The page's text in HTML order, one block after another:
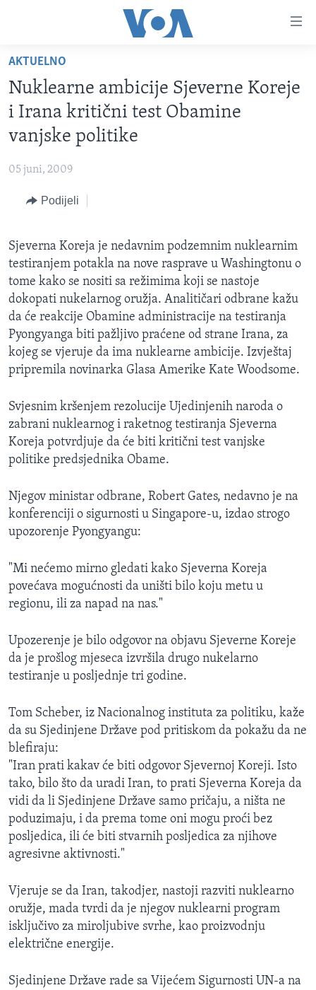
glavni
sadržaj
Pređi
na
glavnu
Idi
pretragu
TV PROGRAM
FOTOGRAFIJE DANA
VIJESTI
SJEDINJENE AMERIČKE DRŽAVE
BOSNA I HERCEGOVINA
NAUKA I TEHNOLOGIJA
SPECIJALNI PROJEKTI
SLOBODA MEDIJA
ŽENSKA STRANA
IZBJEGLIČKA STRANA
MAGAZIN
O GLASU AMERIKE
PRATITE NAS
Jezici
AKTUELNO
Nuklearne ambicije Sjeverne Koreje
i Irana kritični test Obamine
vanjske politike
05 juni, 2009
Podijeli
Sjeverna Koreja je nedavnim podzemnim nuklearnim
testiranjem potakla na nove rasprave u Washingtonu o
tome kako se nositi sa režimima koji se nastoje
dokopati nukelarnog oružja. Analitičari odbrane kažu
da će reakcije Obamine administracije na testiranja
Pyongyanga biti pažljivo praćene od strane Irana, za
kojeg se vjeruje da ima nuklearne ambicije. Izvještaj
pripremila novinarka Glasa Amerike Kate Woodsome.
Svjesnim kršenjem rezolucije Ujedinjenih naroda o
zabrani nuklearnog i raketnog testiranja Sjeverna
Koreja potvrdjuje da će biti kritični test vanjske
politike predsjednika Obame.
Njegov ministar odbrane, Robert Gates, nedavno je na
konferenciji o sigurnosti u Singapore-u, izdao strogo
upozorenje Pyongyangu:
"Mi nećemo mirno gledati kako Sjeverna Koreja
povećava mogućnosti da uništi bilo koju metu u
regionu, ili za napad na nas."
Upozerenje je bilo odgovor na objavu Sjeverne Koreje
da je prošlog mjeseca izvršila drugo nukelarno
testiranje u posljednje tri godine.
Tom Scheber, iz Nacionalnog instituta za politiku, kaže
da su Sjedinjene Države pod pritiskom da pokažu da ne
blefiraju:
"Iran prati kakav će biti odgovor Sjevernoj Koreji. Isto
tako, bilo što da uradi Iran, to prati Sjeverna Koreja da
vidi da li Sjedinjene Države samo pričaju, a ništa ne
poduzimaju, i da prema tome oni mogu proći bez
posljedica, ili će biti stvarnih posljedica za njihove
agresivne aktivnosti."
Vjeruje se da Iran, takodjer, nastoji razviti nuklearno
oružje, mada tvrdi da je njegov nuklearni program
isključivo za miroljubive svrhe, kao proizvodnju
električne energije.
Sjedinjene Države rade sa Vijećem Sigurnosti UN-a na